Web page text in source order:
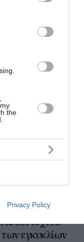
party tags to
in below Google
the
Privacy Policy
δεν ισχύει» -
εγκυκλίων